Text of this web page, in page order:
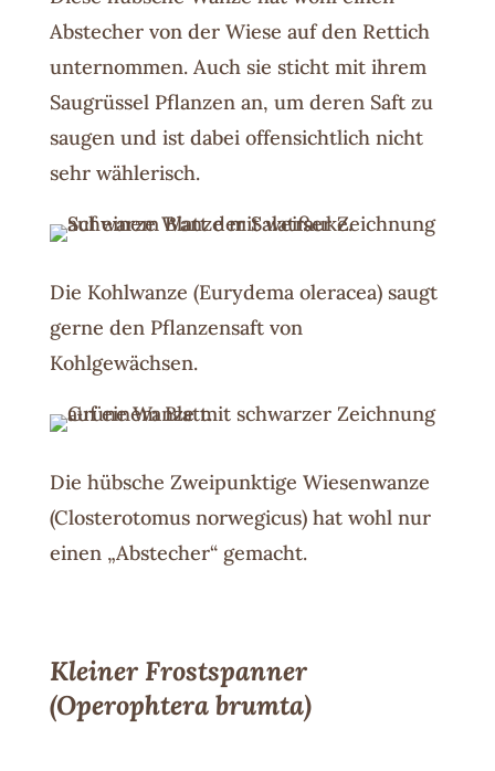
Abstecher von der Wiese auf den Rettich
unternommen. Auch sie sticht mit ihrem
Saugrüssel Pflanzen an, um deren Saft zu
saugen und ist dabei offensichtlich nicht
sehr wählerisch.
Die Kohlwanze (Eurydema oleracea) saugt
gerne den Pflanzensaft von
Kohlgewächsen.
Die hübsche Zweipunktige Wiesenwanze
(Closterotomus norwegicus) hat wohl nur
einen „Abstecher“ gemacht.
Kleiner Frostspanner
(Operophtera brumta)